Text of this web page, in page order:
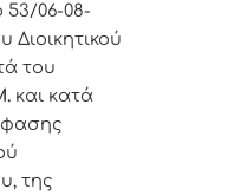
53/06-08-
Διοικητικού
του
και κατά
της